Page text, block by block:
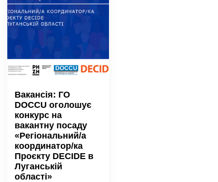
Вакансія: ГО
DOCCU оголошує
конкурс на
вакантну посаду
«Регіональний/а
координатор/ка
Проєкту DECIDE в
Луганській
області»